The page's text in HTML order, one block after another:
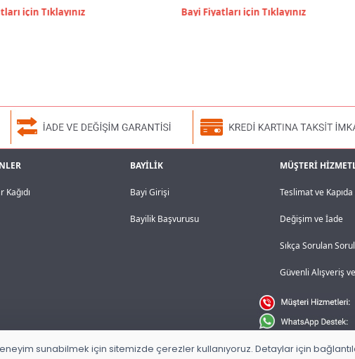
Kağıdı
BAYİLİK
Bayi Girişi
Bayilik Başvurusu
MÜŞTERİ
Teslimat ve
Değişim ve İade
Sıkça Sorulan
Güvenli Alışveriş
sunabilmek için sitemizde çerezler kullanıyoruz. Detaylar için